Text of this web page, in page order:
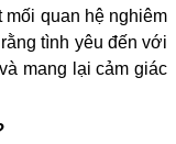
quan hệ nghiêm
tình yêu đến với
mang lại cảm giác